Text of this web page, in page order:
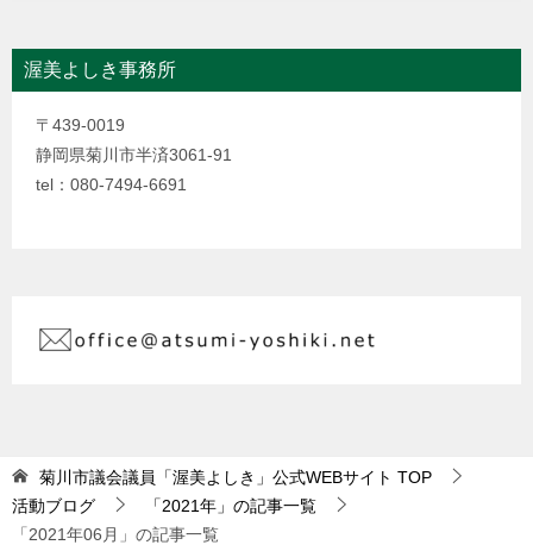
渥美よしき事務所
〒439-0019
静岡県菊川市半済3061-91
tel：080-7494-6691
菊川市議会議員「渥美よしき」公式WEBサイト TOP
活動ブログ
「2021年」の記事一覧
「2021年06月」の記事一覧